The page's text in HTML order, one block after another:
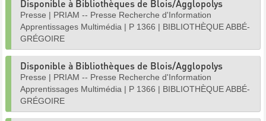
Disponible à Bibliothèques de Blois/Agglopolys
Presse | PRIAM -- Presse Recherche d'Information
Apprentissages Multimédia | P 1366 | BIBLIOTHÈQUE ABBÉ-
GRÉGOIRE
Disponible à Bibliothèques de Blois/Agglopolys
Presse | PRIAM -- Presse Recherche d'Information
Apprentissages Multimédia | P 1366 | BIBLIOTHÈQUE ABBÉ-
GRÉGOIRE